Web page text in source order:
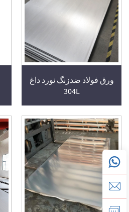
ورق فولاد ضدزنگ نورد داغ
304L